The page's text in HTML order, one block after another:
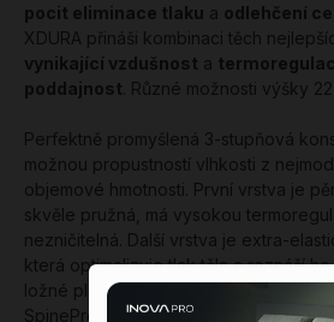
pocit eliminace tlaku a odlehčení
XDURA přináši kombinaci těch
vynikající vzdušnost a
poddajnost . Různé možnosti výšky
Perfektně promyšlená 3-stupňová
možnou propustností vlhkosti z
objemové hmotnosti. První vrstva je
skvěle pružná, má vysokou
nezničitelná. Další vrstva je extra-
která optimalizuje tlak těla a roznáší
ložné plochy. V této vrstvě je také
SpineProtector, který má speciálně